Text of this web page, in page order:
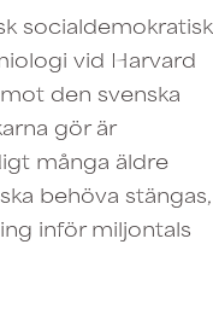
socialdemokratisk
vid Harvard
den svenska
gör är
många äldre
behöva stängas,
inför miljontals